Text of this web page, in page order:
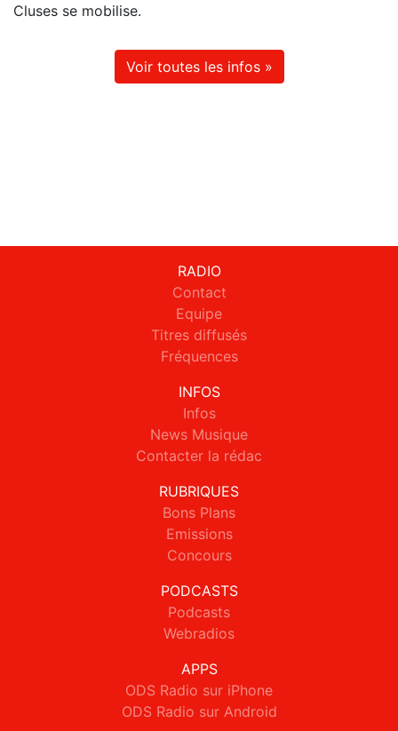
Cluses se mobilise.
Voir toutes les infos »
RADIO
Contact
Equipe
Titres diffusés
Fréquences
INFOS
Infos
News Musique
Contacter la rédac
RUBRIQUES
Bons Plans
Emissions
Concours
PODCASTS
Podcasts
Webradios
APPS
ODS Radio sur iPhone
ODS Radio sur Android